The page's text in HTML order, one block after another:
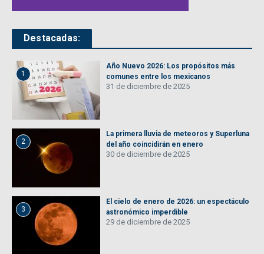
Destacadas:
1
Año Nuevo 2026: Los propósitos más
comunes entre los mexicanos
31 de diciembre de 2025
2
La primera lluvia de meteoros y Superluna
del año coincidirán en enero
30 de diciembre de 2025
3
El cielo de enero de 2026: un espectáculo
astronómico imperdible
29 de diciembre de 2025